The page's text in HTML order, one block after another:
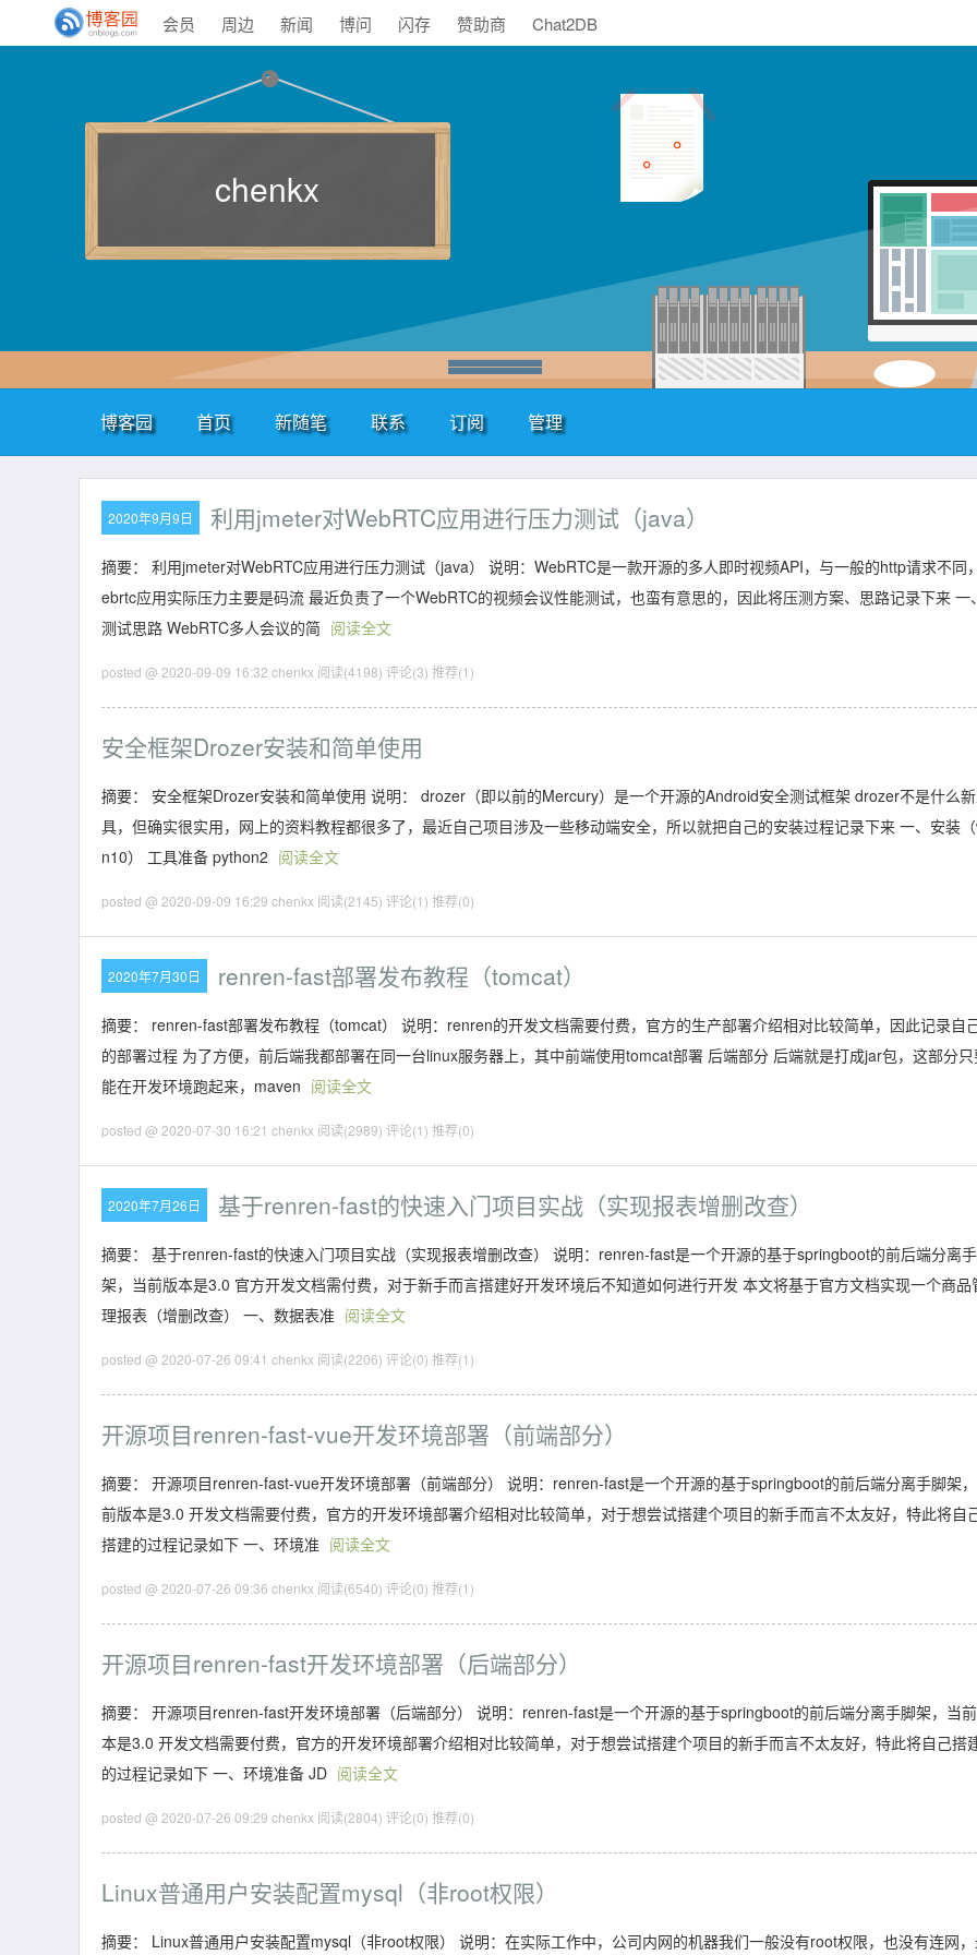
会员 周边 新闻 博问 闪存 赞助商 Chat2DB
chenkx
博客园 首页 新随笔 联系 订阅 管理
2020年9月9日 利用jmeter对WebRTC应用进行压力测试（java）
摘要： 利用jmeter对WebRTC应用进行压力测试（java） 说明：WebRTC是一款开源的多人即时视频API，与一般的http请求不同
ebrtc应用实际压力主要是码流 最近负责了一个WebRTC的视频会议性能测试，也蛮有意思的，因此将压测方案、思路记录下来 一、
测试思路 WebRTC多人会议的简 阅读全文
posted @ 2020-09-09 16:32 chenkx 阅读(4198) 评论(3) 推荐(1)
安全框架Drozer安装和简单使用
摘要： 安全框架Drozer安装和简单使用 说明： drozer（即以前的Mercury）是一个开源的Android安全测试框架 drozer不是什么
具，但确实很实用，网上的资料教程都很多了，最近自己项目涉及一些移动端安全，所以就把自己的安装过程记录下来 一、安装
n10） 工具准备 python2 阅读全文
posted @ 2020-09-09 16:29 chenkx 阅读(2145) 评论(1) 推荐(0)
2020年7月30日 renren-fast部署发布教程（tomcat）
摘要： renren-fast部署发布教程（tomcat） 说明：renren的开发文档需要付费，官方的生产部署介绍相对比较简单，因此记录自
的部署过程 为了方便，前后端我都部署在同一台linux服务器上，其中前端使用tomcat部署 后端部分 后端就是打成jar包，这部分
能在开发环境跑起来，maven 阅读全文
posted @ 2020-07-30 16:21 chenkx 阅读(2989) 评论(1) 推荐(0)
2020年7月26日 基于renren-fast的快速入门项目实战（实现报表增删改查）
摘要： 基于renren-fast的快速入门项目实战（实现报表增删改查） 说明：renren-fast是一个开源的基于springboot的前后端分离
架，当前版本是3.0 官方开发文档需付费，对于新手而言搭建好开发环境后不知道如何进行开发 本文将基于官方文档实现一个商品
理报表（增删改查） 一、数据表准 阅读全文
posted @ 2020-07-26 09:41 chenkx 阅读(2206) 评论(0) 推荐(1)
开源项目renren-fast-vue开发环境部署（前端部分）
摘要： 开源项目renren-fast-vue开发环境部署（前端部分） 说明：renren-fast是一个开源的基于springboot的前后端分离手脚架
前版本是3.0 开发文档需要付费，官方的开发环境部署介绍相对比较简单，对于想尝试搭建个项目的新手而言不太友好，特此将自
搭建的过程记录如下 一、环境准 阅读全文
posted @ 2020-07-26 09:36 chenkx 阅读(6540) 评论(0) 推荐(1)
开源项目renren-fast开发环境部署（后端部分）
摘要： 开源项目renren-fast开发环境部署（后端部分） 说明：renren-fast是一个开源的基于springboot的前后端分离手脚架，当
本是3.0 开发文档需要付费，官方的开发环境部署介绍相对比较简单，对于想尝试搭建个项目的新手而言不太友好，特此将自己搭
的过程记录如下 一、环境准备 JD 阅读全文
posted @ 2020-07-26 09:29 chenkx 阅读(2804) 评论(0) 推荐(0)
Linux普通用户安装配置mysql（非root权限）
摘要： Linux普通用户安装配置mysql（非root权限） 说明：在实际工作中，公司内网的机器我们一般没有root权限，也没有连网